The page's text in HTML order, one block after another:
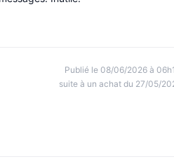
Publié le 08/06/2026 à
suite à un achat du 27/05/